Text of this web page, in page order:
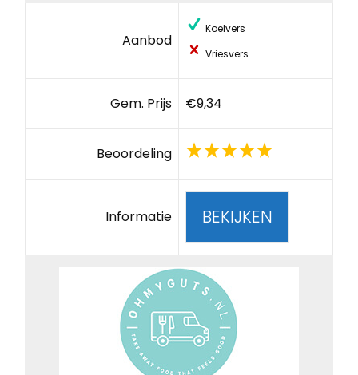
Aanbod
Koelvers
Vriesvers
Gem. Prijs €9,34
Beoordeling
Informatie BEKIJKEN